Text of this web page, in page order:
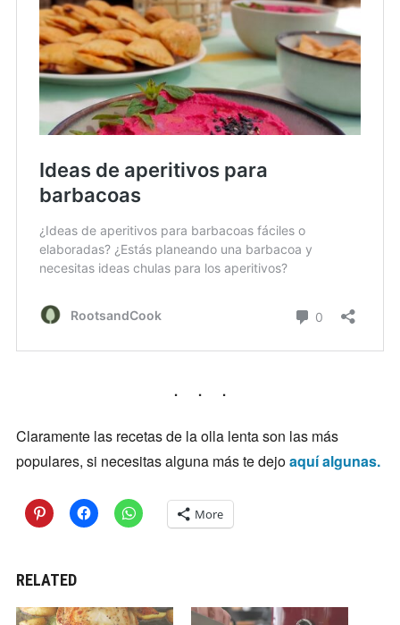
Claramente las recetas de la olla lenta son las más
populares, si necesitas alguna más te dejoaquí algunas.
More
RELATED